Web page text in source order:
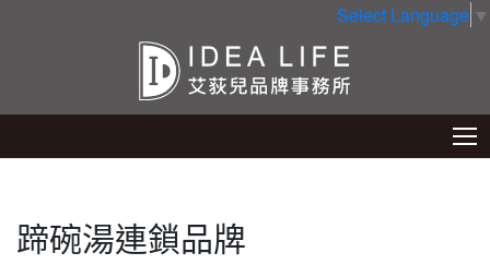
Select Language ▼
蹄碗湯連鎖品牌